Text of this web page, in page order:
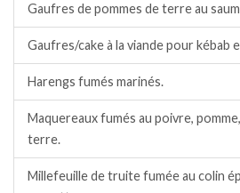
Gaufres de pommes de terre au
Gaufres/cake à la viande pour kébab
Harengs fumés marinés.
Maquereaux fumés au poivre,
terre.
Millefeuille de truite fumée au colin